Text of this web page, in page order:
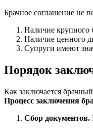
Брачное соглашение не
Наличие крупного
Наличие ценного
Супруги имеют
Порядок
Как заключается
Процесс заключения
Сбор документов.